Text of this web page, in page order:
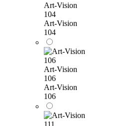
Art-Vision
104
Art-Vision
104
Art-Vision
106
Art-Vision
106